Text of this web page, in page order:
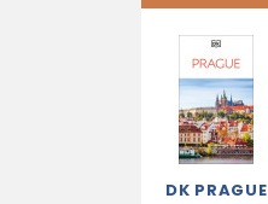
DK PRAGUE